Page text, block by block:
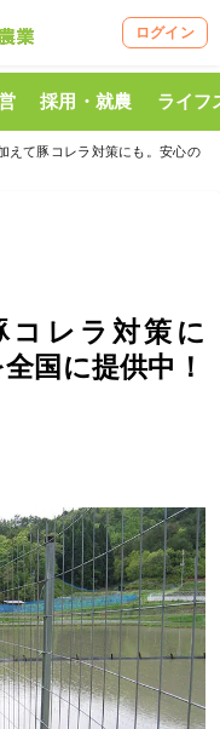
ログイン
採用・就農 ライフ
えて豚コレラ対策にも。安心の
コレラ対策に
国に提供中！